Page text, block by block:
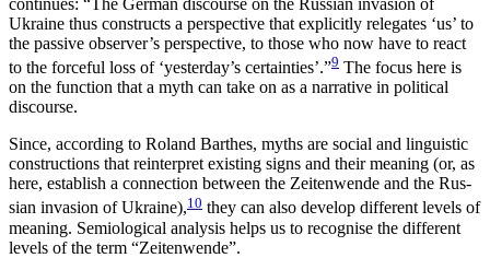
Ukraine thus constructs a perspective that explicitly relegates ‘us’ to
the passive observer’s perspective, to those who now have to react
to the forceful loss of ‘yesterday’s certainties’.”9 The focus here is
on the function that a myth can take on as a narrative in political
discourse.
Since, according to Roland Barthes, myths are social and linguistic
constructions that reinterpret existing signs and their meaning (or, as
here, establish a connection between the Zeitenwende and the Rus­
sian invasion of Ukraine),10 they can also develop different levels of
meaning. Semiological analysis helps us to recognise the different
levels of the term “Zeitenwende”.